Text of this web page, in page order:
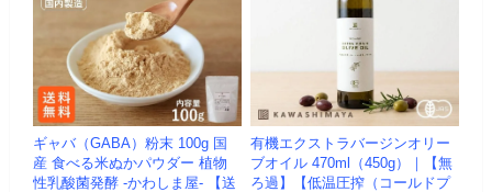
ギャバ（GABA）粉末 100g 国
産 食べる米ぬかパウダー 植物
性乳酸菌発酵 -かわしま屋- 【送
有機エクストラバージンオリー
ブオイル 470ml（450g）｜【無
ろ過】【低温圧搾（コールドプ